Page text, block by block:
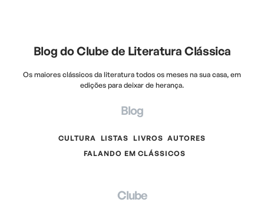
Blog do Clube de Literatura Clássica
Os maiores clássicos da literatura todos os meses na sua casa, em
edições para deixar de herança.
Blog
CULTURA LISTAS LIVROS AUTORES
FALANDO EM CLÁSSICOS
Clube